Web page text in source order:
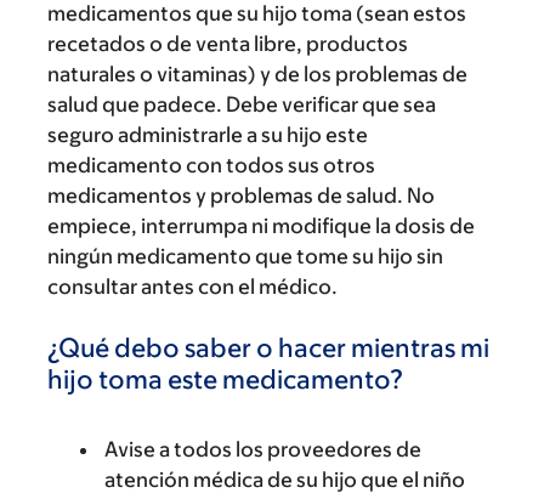
medicamentos que su hijo toma (sean estos
recetados o de venta libre, productos
naturales o vitaminas) y de los problemas de
salud que padece. Debe verificar que sea
seguro administrarle a su hijo este
medicamento con todos sus otros
medicamentos y problemas de salud. No
empiece, interrumpa ni modifique la dosis de
ningún medicamento que tome su hijo sin
consultar antes con el médico.
¿Qué debo saber o hacer mientras mi
hijo toma este medicamento?
Avise a todos los proveedores de
atención médica de su hijo que el niño